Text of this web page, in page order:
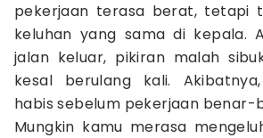
pekerjaan terasa berat, tetapi
keluhan yang sama di kepala.
jalan keluar, pikiran malah
kesal berulang kali.
habis sebelum pekerjaan benar-
Mungkin kamu merasa